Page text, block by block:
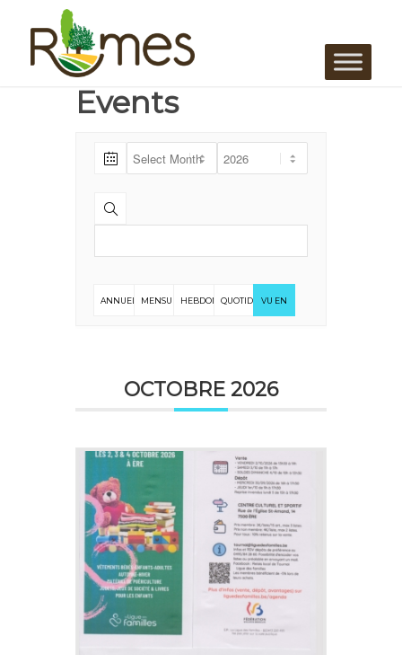
Events
ANNUELLEMENSUELLEHEBDOMADAIREQUOTIDIENNE
VU EN
OCTOBRE 2026